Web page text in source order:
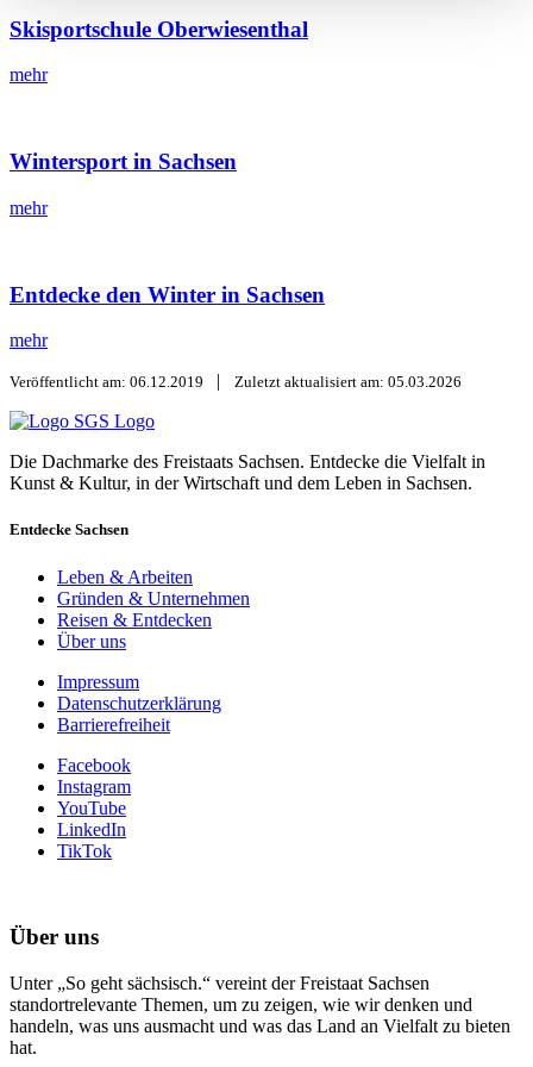
Skisportschule Oberwiesenthal
mehr
Wintersport in Sachsen
mehr
Entdecke den Winter in Sachsen
mehr
Veröffentlicht am: 06.12.2019 | Zuletzt aktualisiert am: 05.03.2026
SGS Logo
Die Dachmarke des Freistaats Sachsen. Entdecke die Vielfalt in
Kunst & Kultur, in der Wirtschaft und dem Leben in Sachsen.
Entdecke Sachsen
Leben & Arbeiten
Gründen & Unternehmen
Reisen & Entdecken
Über uns
Impressum
Datenschutzerklärung
Barrierefreiheit
Facebook
Instagram
YouTube
LinkedIn
TikTok
Über uns
Unter „So geht sächsisch.“ vereint der Freistaat Sachsen
standortrelevante Themen, um zu zeigen, wie wir denken und
handeln, was uns ausmacht und was das Land an Vielfalt zu bieten
hat.